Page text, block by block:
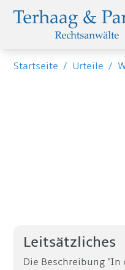
Startseite / Urteile /
Leitsätzliches
Die Beschreibung "In